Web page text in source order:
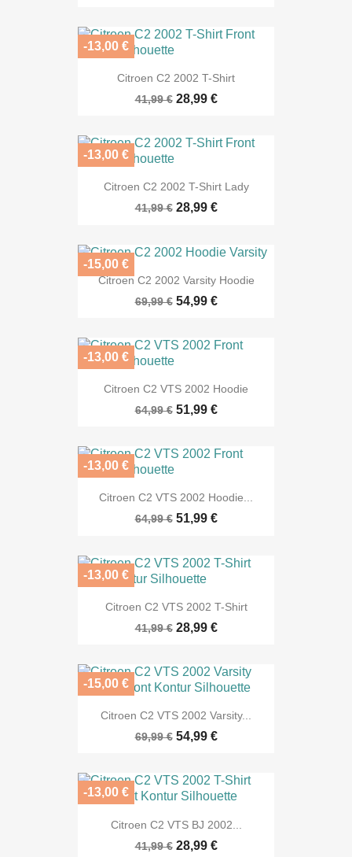
Citroen C2 2002 T-Shirt
41,99 € 28,99 €
-13,00 €
Citroen C2 2002 T-Shirt Lady
41,99 € 28,99 €
-13,00 €
Citroen C2 2002 Varsity Hoodie
69,99 € 54,99 €
-15,00 €
Citroen C2 VTS 2002 Hoodie
64,99 € 51,99 €
-13,00 €
Citroen C2 VTS 2002 Hoodie...
64,99 € 51,99 €
-13,00 €
Citroen C2 VTS 2002 T-Shirt
41,99 € 28,99 €
-13,00 €
Citroen C2 VTS 2002 Varsity...
69,99 € 54,99 €
-15,00 €
Citroen C2 VTS BJ 2002...
41,99 € 28,99 €
-13,00 €